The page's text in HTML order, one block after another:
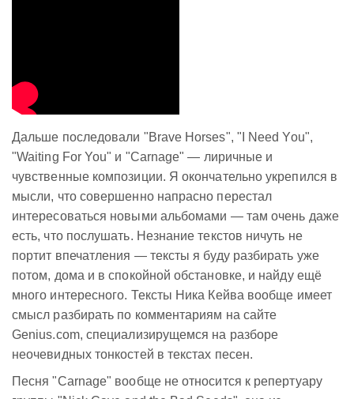
Дальше последовали "Brave Horses", "I Need You",
"Waiting For You" и "Carnage" — лиричные и
чувственные композиции. Я окончательно укрепился в
мысли, что совершенно напрасно перестал
интересоваться новыми альбомами — там очень даже
есть, что послушать. Незнание текстов ничуть не
портит впечатления — тексты я буду разбирать уже
потом, дома и в спокойной обстановке, и найду ещё
много интересного. Тексты Ника Кейва вообще имеет
смысл разбирать по комментариям на сайте
Genius.com, специализирущемся на разборе
неочевидных тонкостей в текстах песен.
Песня "Carnage" вообще не относится к репертуару